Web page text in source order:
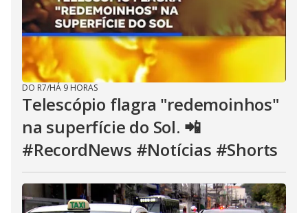
DO R7/HÁ 9 HORAS
Telescópio flagra "redemoinhos"
na superfície do Sol. 📲
#RecordNews #Notícias #Shorts